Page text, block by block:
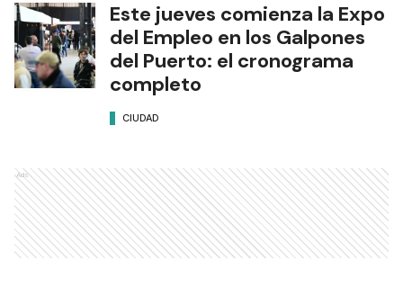
Este jueves comienza la Expo
del Empleo en los Galpones
del Puerto: el cronograma
completo
CIUDAD
Ads